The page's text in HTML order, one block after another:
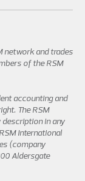
network and trades
of the RSM
accounting and
The RSM
in any
International
(company
Aldersgate